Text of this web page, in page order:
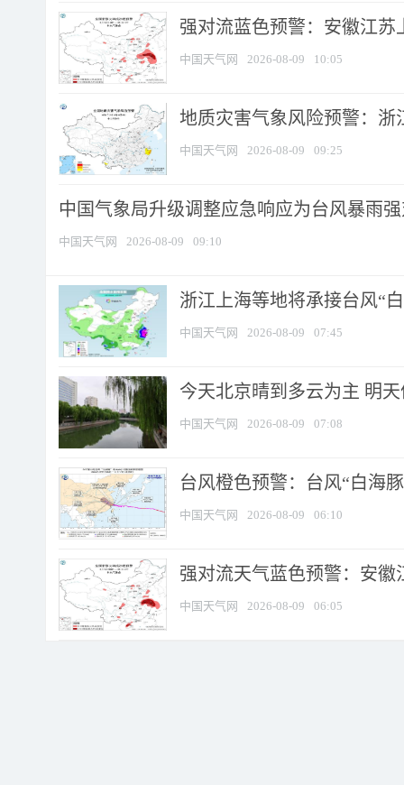
强对流蓝色预警：安徽江苏
中国天气网 2026-08-09 10:05
地质灾害气象风险预警：浙
中国天气网 2026-08-09 09:25
中国气象局升级调整应急响应为台风暴雨
中国天气网 2026-08-09 09:10
浙江上海等地将承接台风“
中国天气网 2026-08-09 07:45
今天北京晴到多云为主 明
中国天气网 2026-08-09 07:08
台风橙色预警：台风“白海
中国天气网 2026-08-09 06:10
强对流天气蓝色预警：安徽
中国天气网 2026-08-09 06:05